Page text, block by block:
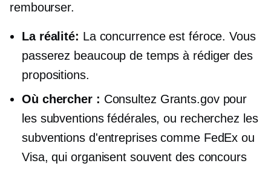
rembourser.
La réalité: La concurrence est féroce. Vous
passerez beaucoup de temps à rédiger des
propositions.
Où chercher : Consultez Grants.gov pour
les subventions fédérales, ou recherchez les
subventions d'entreprises comme FedEx ou
Visa, qui organisent souvent des concours